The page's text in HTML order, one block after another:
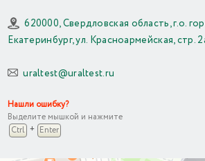
620000, Свердловская область, г.о.
Екатеринбург, ул. Красноармейская, стр.
uraltest@uraltest.ru
Нашли ошибку?
Выделите мышкой и нажмите
Ctrl + Enter